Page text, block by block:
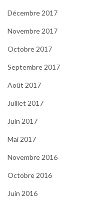
Décembre 2017
Novembre 2017
Octobre 2017
Septembre 2017
Août 2017
Juillet 2017
Juin 2017
Mai 2017
Novembre 2016
Octobre 2016
Juin 2016